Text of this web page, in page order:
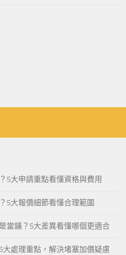
5大申請重點看懂資格與費用
5大報價細節看懂合理範圍
當鋪？5大差異看懂哪個更適合
處理重點，解決堵塞加價疑慮